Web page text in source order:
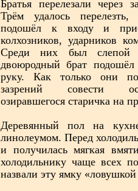
Братья перелезали через
Трём удалось
подошёл к входу и
колхозников, ударников
Среди них был
двоюродный брат
руку. Как только они
зазрений совести
озиравшегося старичка на
Деревянный пол на
линолеумом. Перед
и получилась мягкая
холодильнику чаще всех
назвали эту ямку